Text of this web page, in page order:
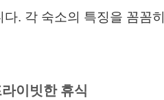
다. 각 숙소의 특징을 꼼꼼
이빗한 휴식